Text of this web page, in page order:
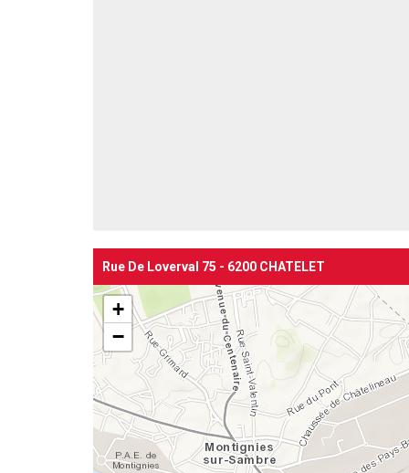
Rue De Loverval 75 - 6200 CHATELET
+
−